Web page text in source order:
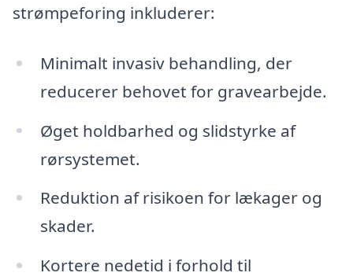
strømpeforing inkluderer:
Minimalt invasiv behandling, der
reducerer behovet for gravearbejde.
Øget holdbarhed og slidstyrke af
rørsystemet.
Reduktion af risikoen for lækager og
skader.
Kortere nedetid i forhold til